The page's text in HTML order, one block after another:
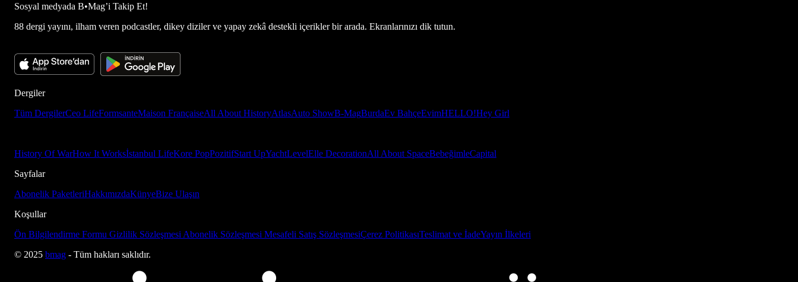
Sosyal medyada B•Mag’i Takip Et!
88 dergi yayını, ilham veren podcastler, dikey diziler ve yapay zekâ destekli içerikler bir arada. Ekranlarınızı dik tutun.
Dergiler
Tüm DergilerCeo LifeFormsanteMaison FrançaiseAll About HistoryAtlasAuto ShowB-MagBurdaEv BahçeEvimHELLO!Hey Girl
History Of WarHow It Worksİstanbul LifeKore PopPozitifStart UpYachtLevelElle DecorationAll About SpaceBebeğimleCapital
Sayfalar
Abonelik PaketleriHakkımızdaKünyeBize Ulaşın
Koşullar
Ön Bilgilendirme Formu Gizlilik Sözleşmesi Abonelik Sözleşmesi Mesafeli Satış SözleşmesiÇerez PolitikasıTeslimat ve İadeYayın İlkeleri
© 2025 bmag - Tüm hakları saklıdır.